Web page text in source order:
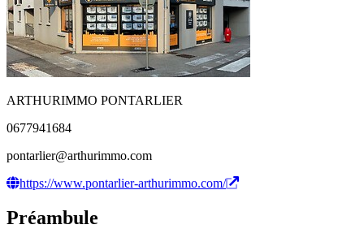
ARTHURIMMO PONTARLIER
0677941684
pontarlier@arthurimmo.com
https://www.pontarlier-arthurimmo.com/
Préambule